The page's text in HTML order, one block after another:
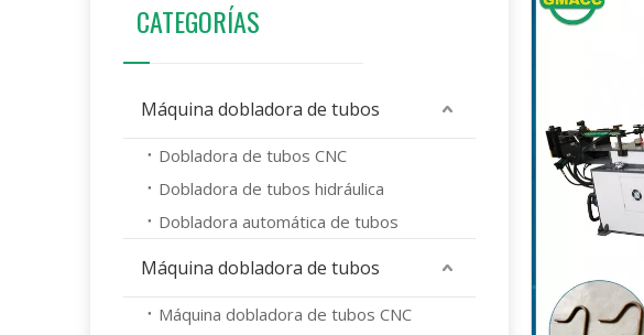
CATEGORÍAS
Máquina dobladora de tubos
Dobladora de tubos CNC
Dobladora de tubos hidráulica
Dobladora automática de tubos
Máquina dobladora de tubos
Máquina dobladora de tubos CNC